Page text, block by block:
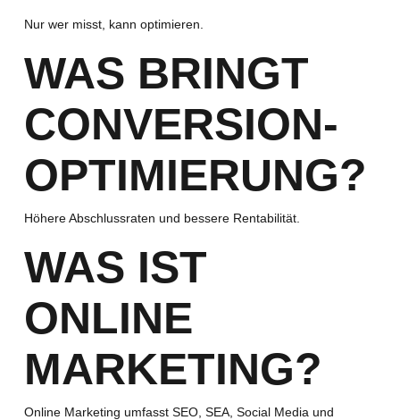
Nur wer misst, kann optimieren.
WAS BRINGT
CONVERSION-
OPTIMIERUNG?
Höhere Abschlussraten und bessere Rentabilität.
WAS IST
ONLINE
MARKETING?
Online Marketing umfasst SEO, SEA, Social Media und